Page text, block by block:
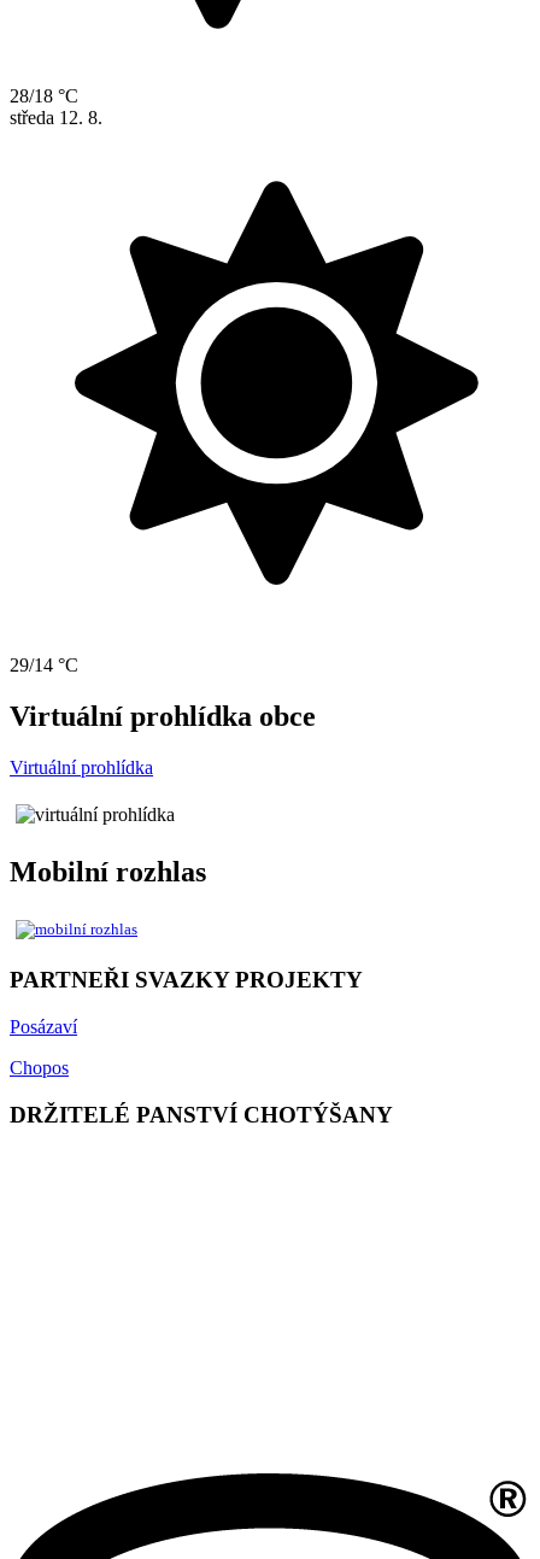
28/18 °C
středa 12. 8.
29/14 °C
Virtuální prohlídka obce
Virtuální prohlídka
Mobilní rozhlas
PARTNEŘI SVAZKY PROJEKTY
Posázaví
Chopos
DRŽITELÉ PANSTVÍ CHOTÝŠANY